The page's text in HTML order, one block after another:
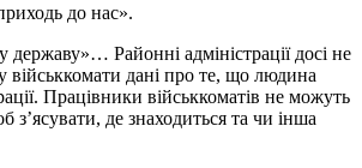
до нас».
Районні адміністрації досі не
військкомати дані про те, що людина
Працівники військкоматів не можуть
з’ясувати, де знаходиться та чи інша